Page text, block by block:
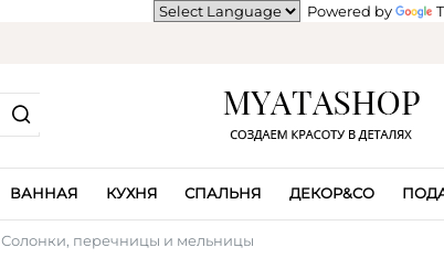
Powered by
ВАННАЯ КУХНЯ СПАЛЬНЯ ДЕКОР&CO
Солонки, перечницы и мельницы